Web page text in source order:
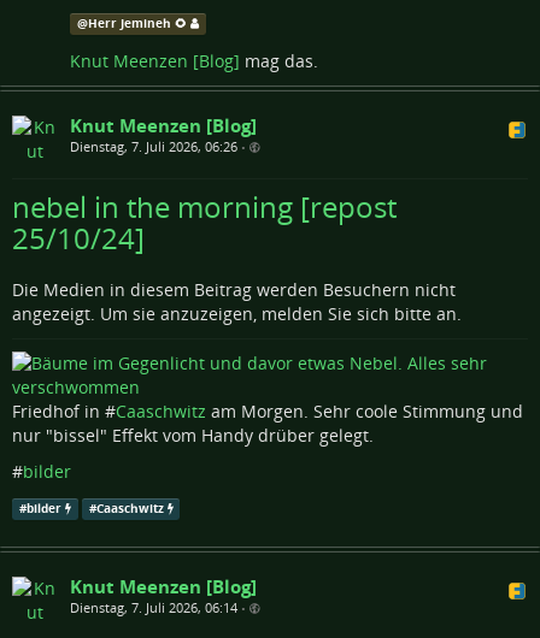
@Herr Jemineh 🌻
Knut Meenzen [Blog] mag das.
Knut Meenzen [Blog]
Dienstag, 7. Juli 2026, 06:26 •
nebel in the morning [repost
25/10/24]
Die Medien in diesem Beitrag werden Besuchern nicht
angezeigt. Um sie anzuzeigen, melden Sie sich bitte an.
Friedhof in #Caaschwitz am Morgen. Sehr coole Stimmung und
nur "bissel" Effekt vom Handy drüber gelegt.
#bilder
#bilder #Caaschwitz
Knut Meenzen [Blog]
Dienstag, 7. Juli 2026, 06:14 •